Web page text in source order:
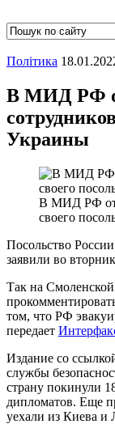
Полiтика
В МИД РФ
Украины
В МИД РФ
своего
Посольство
заявили во
Так на
том, что РФ
передает
Издание со
службы
страну покинули
дипломатов. Еще
уехали из Киева и